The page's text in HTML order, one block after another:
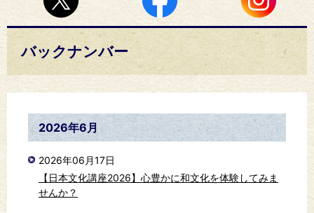
バックナンバー
2026年6月
2026年06月17日
【日本文化講座2026】心豊かに和文化を体験してみま
せんか？